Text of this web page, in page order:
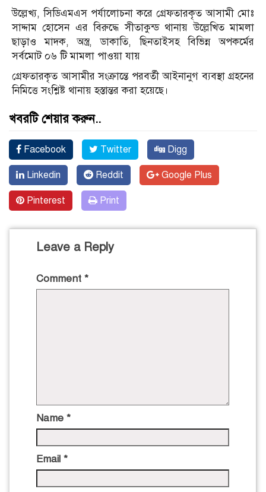
উল্লেখ্য, সিডিএমএস পর্যালোচনা করে গ্রেফতারকৃত আসামী মোঃ
সাদ্দাম হোসেন এর বিরুদ্ধে সীতাকুন্ড থানায় উল্লেখিত মামলা
ছাড়াও মাদক, অস্ত্র, ডাকাতি, ছিনতাইসহ বিভিন্ন অপকর্মের
সর্বমোট ০৬ টি মামলা পাওয়া যায়
গ্রেফতারকৃত আসামীর সংক্রান্তে পরবর্তী আইনানুগ ব্যবস্থা গ্রহনের
নিমিত্তে সংশ্লিষ্ট থানায় হস্তান্তর করা হয়েছে।
খবরটি শেয়ার করুন..
Facebook Twitter Digg
Linkedin Reddit Google Plus
Pinterest Print
Leave a Reply
Comment *
Name *
Email *